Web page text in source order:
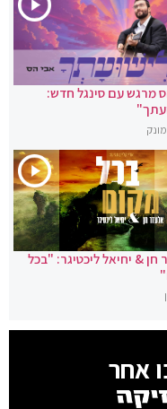
מרגש עם סינגל חדש:
חן & יחיאל ליכטיגר: "בכל
אחר